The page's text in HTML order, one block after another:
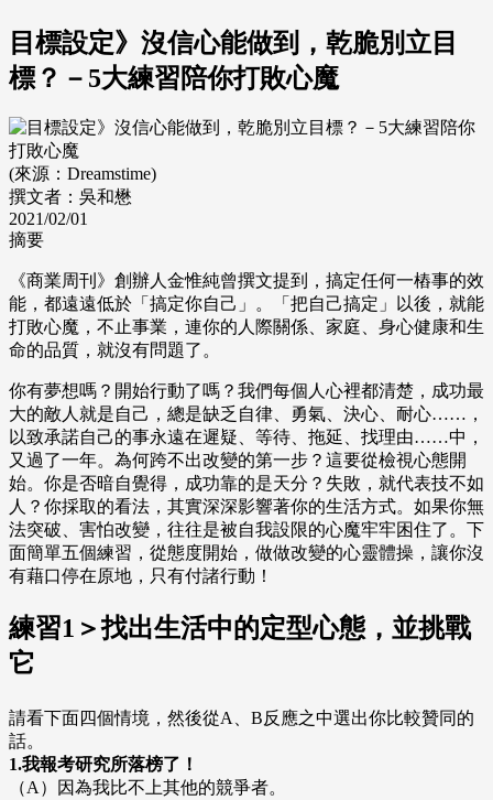
目標設定》沒信心能做到，乾脆別立目
標？－5大練習陪你打敗心魔
(來源：Dreamstime)
撰文者：吳和懋
2021/02/01
摘要
《商業周刊》創辦人金惟純曾撰文提到，搞定任何一樁事的效
能，都遠遠低於「搞定你自己」。「把自己搞定」以後，就能
打敗心魔，不止事業，連你的人際關係、家庭、身心健康和生
命的品質，就沒有問題了。
你有夢想嗎？開始行動了嗎？我們每個人心裡都清楚，成功最
大的敵人就是自己，總是缺乏自律、勇氣、決心、耐心……，
以致承諾自己的事永遠在遲疑、等待、拖延、找理由……中，
又過了一年。為何跨不出改變的第一步？這要從檢視心態開
始。你是否暗自覺得，成功靠的是天分？失敗，就代表技不如
人？你採取的看法，其實深深影響著你的生活方式。如果你無
法突破、害怕改變，往往是被自我設限的心魔牢牢困住了。下
面簡單五個練習，從態度開始，做做改變的心靈體操，讓你沒
有藉口停在原地，只有付諸行動！
練習1＞找出生活中的定型心態，並挑戰
它
請看下面四個情境，然後從A、B反應之中選出你比較贊同的
話。
1.我報考研究所落榜了！
（A）因為我比不上其他的競爭者。